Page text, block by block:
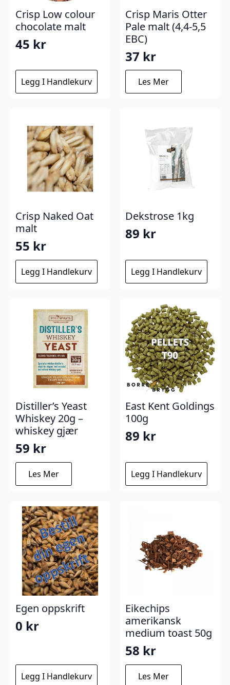
Crisp Low colour
chocolate malt
45 kr
Legg I Handlekurv
Crisp Maris Otter
Pale malt (4,4-5,5
EBC)
37 kr
Les Mer
Crisp Naked Oat
malt
55 kr
Legg I Handlekurv
Dekstrose 1kg
89 kr
Legg I Handlekurv
Distiller’s Yeast
Whiskey 20g –
whiskey gjær
59 kr
Les Mer
East Kent Goldings
100g
89 kr
Legg I Handlekurv
Egen oppskrift
0 kr
Legg I Handlekurv
Eikechips
amerikansk
medium toast 50g
58 kr
Les Mer